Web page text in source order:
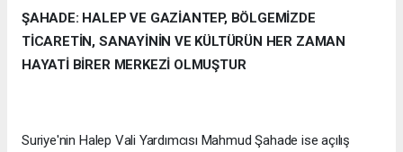
ŞAHADE: HALEP VE GAZİANTEP, BÖLGEMİZDE
TİCARETİN, SANAYİNİN VE KÜLTÜRÜN HER ZAMAN
HAYATİ BİRER MERKEZİ OLMUŞTUR
Suriye'nin Halep Vali Yardımcısı Mahmud Şahade ise açılış